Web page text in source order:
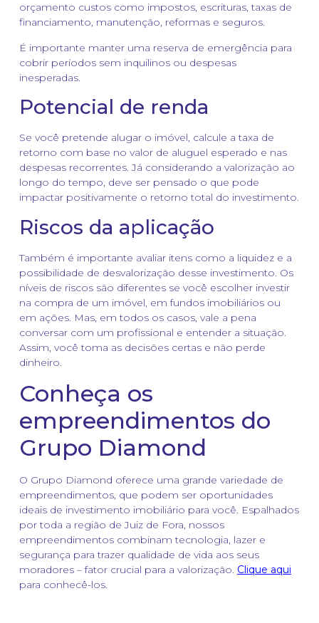
orçamento custos como impostos, escrituras, taxas de
financiamento, manutenção, reformas e seguros.
É importante manter uma reserva de emergência para
cobrir períodos sem inquilinos ou despesas
inesperadas.
Potencial de renda
Se você pretende alugar o imóvel, calcule a taxa de
retorno com base no valor de aluguel esperado e nas
despesas recorrentes. Já considerando a valorização ao
longo do tempo, deve ser pensado o que pode
impactar positivamente o retorno total do investimento.
Riscos da aplicação
Também é importante avaliar itens como a liquidez e a
possibilidade de desvalorização desse investimento. Os
níveis de riscos são diferentes se você escolher investir
na compra de um imóvel, em fundos imobiliários ou
em ações. Mas, em todos os casos, vale a pena
conversar com um profissional e entender a situação.
Assim, você toma as decisões certas e não perde
dinheiro.
Conheça os
empreendimentos do
Grupo Diamond
O Grupo Diamond oferece uma grande variedade de
empreendimentos, que podem ser oportunidades
ideais de investimento imobiliário para você. Espalhados
por toda a região de Juiz de Fora, nossos
empreendimentos combinam tecnologia, lazer e
segurança para trazer qualidade de vida aos seus
moradores – fator crucial para a valorização. Clique aqui
para conhecê-los.